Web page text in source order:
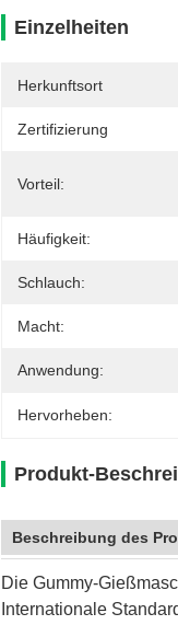
Einzelheiten
Herkunftsort
Zertifizierung
Vorteil:
Häufigkeit:
Schlauch:
Macht:
Anwendung:
Hervorheben:
Produkt-
Beschreibung des
Die Gummy-
Internationale